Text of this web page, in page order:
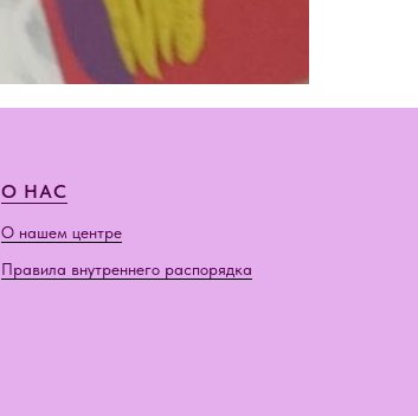
О НАС
О нашем центре
Правила внутреннего распорядка